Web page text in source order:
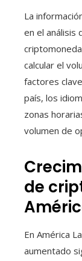
La
en el análisis
calcular el
factores
país, los
zonas
volumen de
de
En América
aumentado